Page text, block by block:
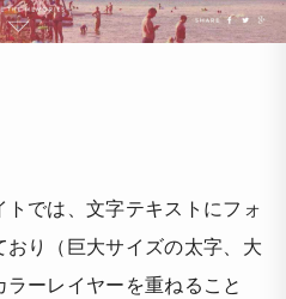
では、文字テキストにフォ
り（巨大サイズの太字、大
ーレイヤーを重ねること